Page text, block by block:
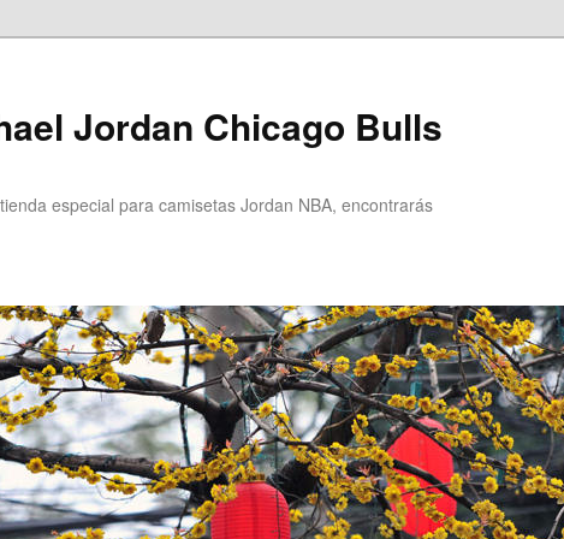
Jordan Chicago Bulls
especial para camisetas Jordan NBA, encontrarás